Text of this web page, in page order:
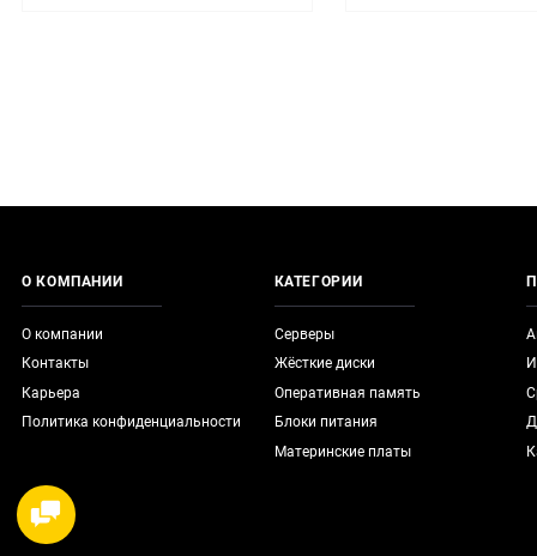
О КОМПАНИИ
О компании
Контакты
Карьера
Политика конфиденциальности
КАТЕГОРИИ
Серверы
Жёсткие диски
Оперативная память
Блоки питания
Материнские платы